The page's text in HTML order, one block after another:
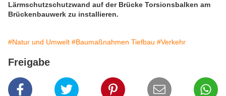
Lärmschutzschutzwand auf der Brücke Torsionsbalken am
Brückenbauwerk zu installieren.
#Natur und Umwelt #Baumaßnahmen Tiefbau #Verkehr
Freigabe